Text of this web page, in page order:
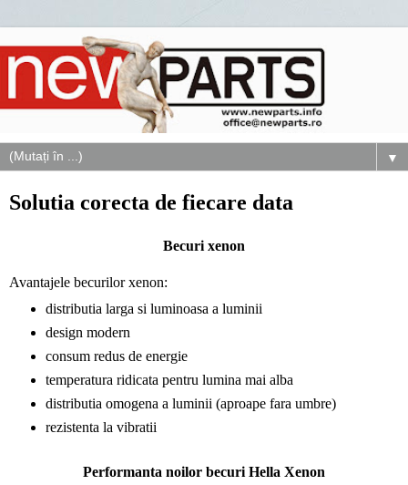
▼
Solutia corecta de fiecare data
Becuri xenon
Avantajele becurilor xenon:
distributia larga si luminoasa a luminii
design modern
consum redus de energie
temperatura ridicata pentru lumina mai alba
distributia omogena a luminii (aproape fara umbre)
rezistenta la vibratii
Performanta noilor becuri Hella Xenon